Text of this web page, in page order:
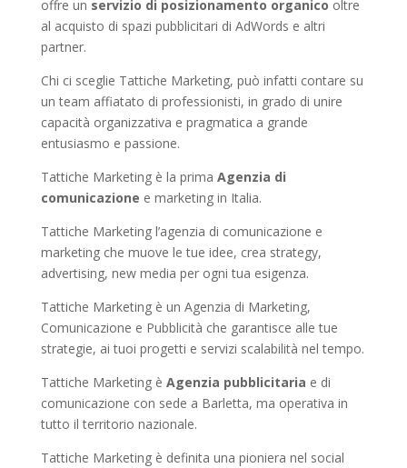
offre un servizio di posizionamento organico oltre
al acquisto di spazi pubblicitari di AdWords e altri
partner.
Chi ci sceglie Tattiche Marketing, può infatti contare su
un team affiatato di professionisti, in grado di unire
capacità organizzativa e pragmatica a grande
entusiasmo e passione.
Tattiche Marketing è la prima Agenzia di
comunicazione e marketing in Italia.
Tattiche Marketing l’agenzia di comunicazione e
marketing che muove le tue idee, crea strategy,
advertising, new media per ogni tua esigenza.
Tattiche Marketing è un Agenzia di Marketing,
Comunicazione e Pubblicità che garantisce alle tue
strategie, ai tuoi progetti e servizi scalabilità nel tempo.
Tattiche Marketing è Agenzia pubblicitaria e di
comunicazione con sede a Barletta, ma operativa in
tutto il territorio nazionale.
Tattiche Marketing è definita una pioniera nel social